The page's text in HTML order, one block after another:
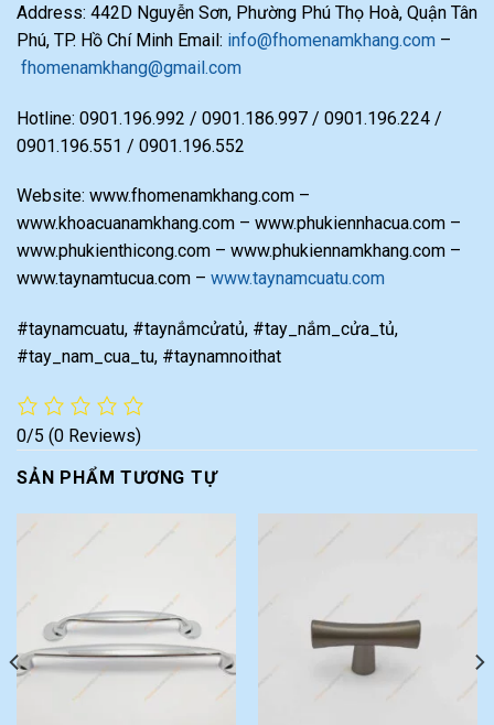
Address: 442D Nguyễn Sơn, Phường Phú Thọ Hoà, Quận Tân
Phú, TP. Hồ Chí Minh Email: info@fhomenamkhang.com –
fhomenamkhang@gmail.com
Hotline: 0901.196.992 / 0901.186.997 / 0901.196.224 /
0901.196.551 / 0901.196.552
Website: www.fhomenamkhang.com –
www.khoacuanamkhang.com – www.phukiennhacua.com –
www.phukienthicong.com – www.phukiennamkhang.com –
www.taynamtucua.com – www.taynamcuatu.com
#taynamcuatu, #taynắmcửatủ, #tay_nắm_cửa_tủ,
#tay_nam_cua_tu, #taynamnoithat
0/5 (0 Reviews)
SẢN PHẨM TƯƠNG TỰ